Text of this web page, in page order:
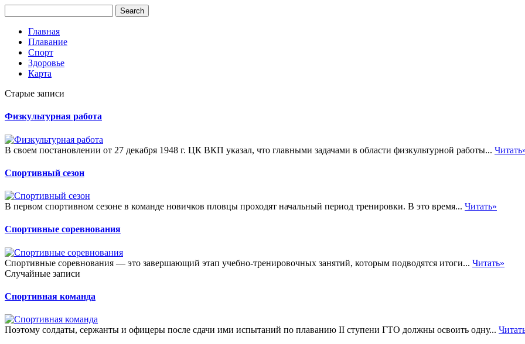
Главная
Плавание
Спорт
Здоровье
Карта
Старые записи
Физкультурная работа
В своем постановлении от 27 декабря 1948 г. ЦК ВКП указал, что главными задачами в области физкультурной работы...
Спортивный сезон
В первом спортивном сезоне в команде новичков пловцы проходят начальный период тренировки. В это время... Читать»
Спортивные соревнования
Спортивные соревнования — это завершающий этап учебно-тренировочных занятий, которым подводятся итоги... Читать»
Случайные записи
Спортивная команда
Поэтому солдаты, сержанты и офицеры после сдачи ими испытаний по плаванию II ступени ГТО должны освоить одну...